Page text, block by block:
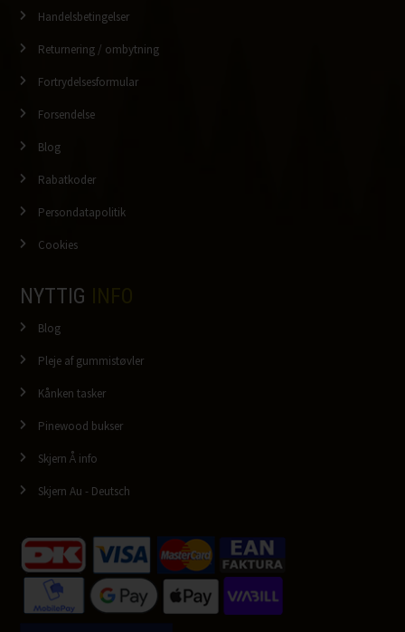
Handelsbetingelser
Returnering / ombytning
Fortrydelsesformular
Forsendelse
Blog
Rabatkoder
Persondatapolitik
Cookies
NYTTIG
Blog
Pleje af gummistøvler
Kånken tasker
Pinewood bukser
Skjern Å info
Skjern Au - Deutsch